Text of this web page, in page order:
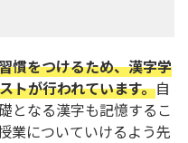
慣をつけるため、漢字学
トが行われています。自
となる漢字も記憶するこ
業についていけるよう先